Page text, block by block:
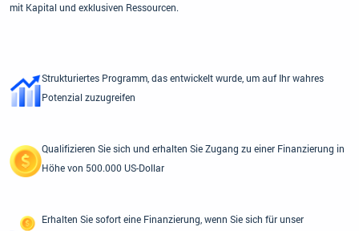
mit Kapital und exklusiven Ressourcen.
Strukturiertes Programm, das entwickelt wurde, um auf Ihr wahres
Potenzial zuzugreifen
Qualifizieren Sie sich und erhalten Sie Zugang zu einer Finanzierung in
Höhe von 500.000 US-Dollar
Erhalten Sie sofort eine Finanzierung, wenn Sie sich für unser